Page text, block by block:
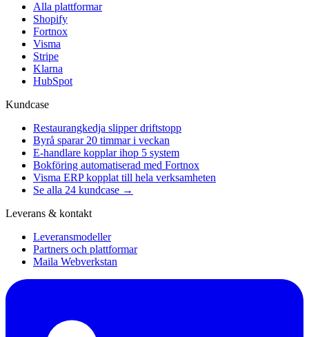
Alla plattformar
Shopify
Fortnox
Visma
Stripe
Klarna
HubSpot
Kundcase
Restaurangkedja slipper driftstopp
Byrå sparar 20 timmar i veckan
E-handlare kopplar ihop 5 system
Bokföring automatiserad med Fortnox
Visma ERP kopplat till hela verksamheten
Se alla 24 kundcase →
Leverans & kontakt
Leveransmodeller
Partners och plattformar
Maila Webverkstan